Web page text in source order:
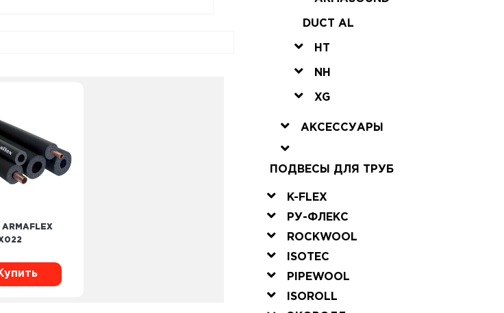
DUCT AL
HT
NH
XG
АКСЕССУАРЫ
ПОДВЕСЫ ДЛЯ ТРУБ
K-FLEX
РУ-ФЛЕКС
ROCKWOOL
ISOTEC
PIPEWOOL
ISOROLL